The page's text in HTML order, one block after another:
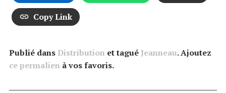
Copy Link
Publié dans Distribution et tagué Jeanneau. Ajoutez
ce permalien à vos favoris.